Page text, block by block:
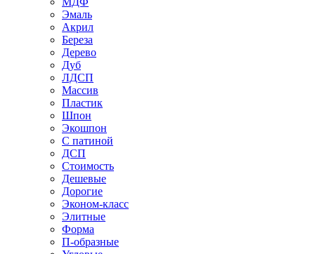
Эмаль
Акрил
Береза
Дерево
Дуб
ЛДСП
Массив
Пластик
Шпон
Экошпон
С патиной
ДСП
Стоимость
Дешевые
Дорогие
Эконом-класс
Элитные
Форма
П-образные